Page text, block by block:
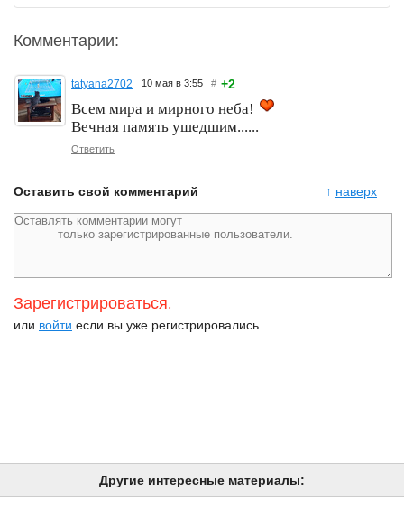
Комментарии:
tatyana2702 10 мая в 3:55 # +2
Всем мира и мирного неба!
Вечная память ушедшим......
Ответить
↑ наверх
Оставить свой комментарий
Зарегистрироваться,
или войти если вы уже регистрировались.
Другие интересные материалы: